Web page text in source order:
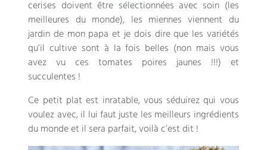
cerises doivent être sélectionnées avec soin (les
meilleures du monde), les miennes viennent du
jardin de mon papa et je dois dire que les variétés
qu’il cultive sont à la fois belles (non mais vous
avez vu ces tomates poires jaunes !!!) et
succulentes !
Ce petit plat est inratable, vous séduirez qui vous
voulez avec, il lui faut juste les meilleurs ingrédients
du monde et il sera parfait, voilà c’est dit !